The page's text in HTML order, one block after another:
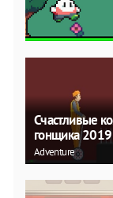
Счастливые
гонщика 2019
Adventure